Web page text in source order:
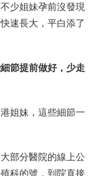
少姐妹孕前沒發現
速長大，平白添了
節提前做好，少走
姐妹，這些細節一
部分醫院的線上公
科的號，到院直接